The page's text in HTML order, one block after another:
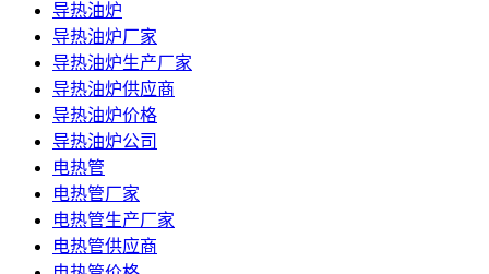
导热油炉
导热油炉厂家
导热油炉生产厂家
导热油炉供应商
导热油炉价格
导热油炉公司
电热管
电热管厂家
电热管生产厂家
电热管供应商